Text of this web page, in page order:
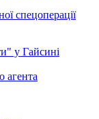
спецоперації
у Гайсині
агента